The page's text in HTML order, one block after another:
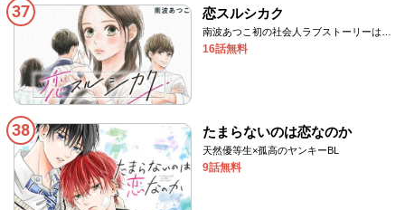
37 恋スルシカク
南波あつこ初の社会人ラブストーリーは、
いびつな恋の四角関係！
16話無料
38 たまらないのは恋なのか
天然優等生×孤高のヤンキーBL
9話無料